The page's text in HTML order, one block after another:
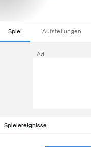
Spiel Aufstellungen
Ad
Spielereignisse